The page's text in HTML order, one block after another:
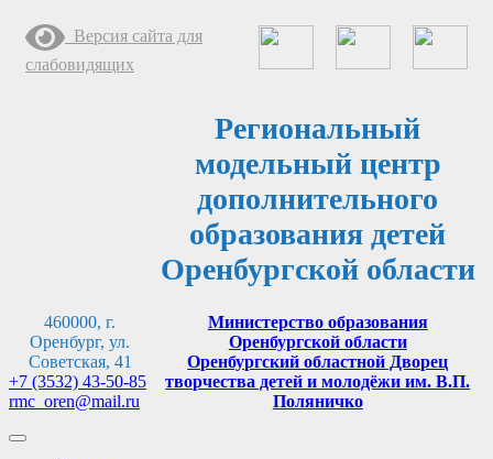
содержимому
Версия сайта для
слабовидящих
Региональный
модельный центр
дополнительного
образования детей
Оренбургской области
460000, г.
Оренбург, ул.
Советская, 41
+7 (3532) 43-50-85
rmc_oren@mail.ru
Министерство образования
Оренбургской области
Оренбургский областной Дворец
творчества детей и молодёжи им. В.П.
Поляничко